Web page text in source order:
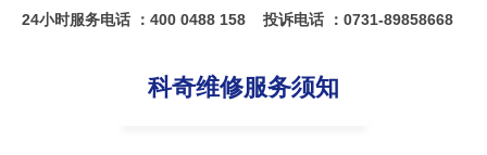
24小时服务电话 ：400 0488 158 投诉电话 ：0731-89858668
科奇维修服务须知